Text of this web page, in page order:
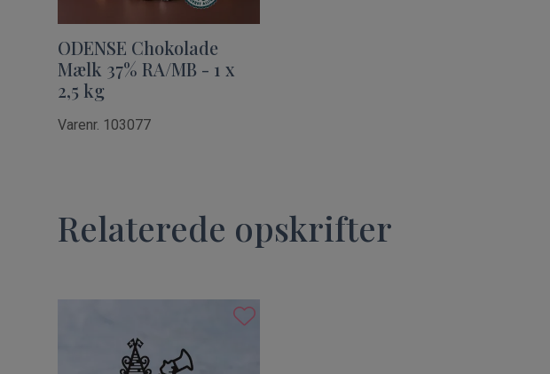
ODENSE Chokolade
Mælk 37% RA/MB - 1 x
2,5 kg
Varenr. 103077
Relaterede opskrifter